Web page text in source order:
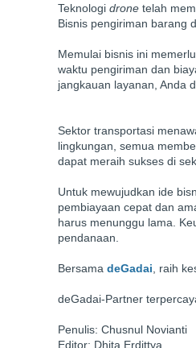
Teknologi drone telah
Bisnis pengiriman barang
Memulai bisnis ini
waktu pengiriman dan
jangkauan layanan, Anda
Sektor transportasi
lingkungan, semua
dapat meraih sukses di
Untuk mewujudkan ide
pembiayaan cepat dan
harus menunggu lama.
pendanaan.
Bersama deGadai , raih
deGadai-Partner
Penulis: Chusnul Novianti
Editor: Dhita Erdittya